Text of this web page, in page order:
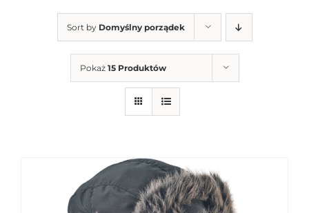
Sort by Domyślny porządek
Pokaż 15 Produktów